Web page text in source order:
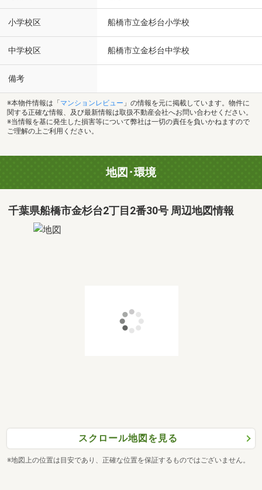
小学校区 船橋市立金杉台小学校
中学校区 船橋市立金杉台中学校
備考
※本物件情報は「 マンションレビュー 」の情報を元に掲載しています。物件に
関する正確な情報、及び最新情報は取扱不動産会社へお問い合わせください。
※当情報を基に発生した損害等について弊社は一切の責任を負いかねますので
ご理解の上ご利用ください。
地図･環境
千葉県船橋市金杉台2丁目2番30号 周辺地図情報
スクロール地図を見る
※地図上の位置は目安であり、正確な位置を保証するものではございません。